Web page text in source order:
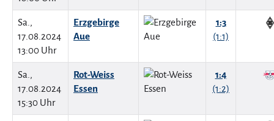
Sa.,
17.08.2024
13:00 Uhr
Erzgebirge
Aue
1:3
(1:1)
Sa.,
17.08.2024
15:30 Uhr
Rot-Weiss
Essen
1:4
(1:2)